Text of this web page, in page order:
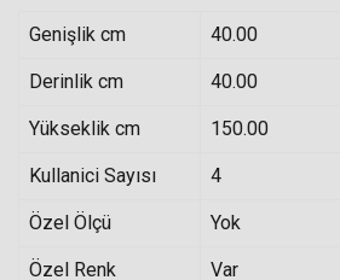
Genişlik cm 40.00
Derinlik cm 40.00
Yükseklik cm 150.00
Kullanici Sayısı 4
Özel Ölçü Yok
Özel Renk Var